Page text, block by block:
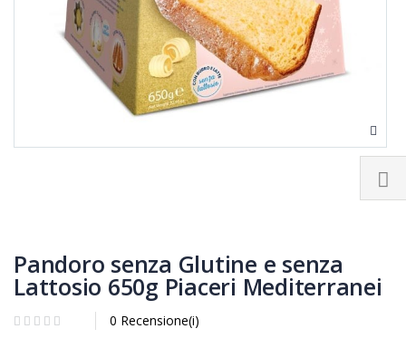
Pandoro senza Glutine e senza
Lattosio 650g Piaceri Mediterranei
0 Recensione(i)